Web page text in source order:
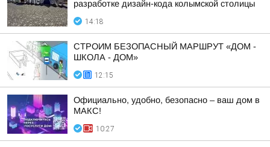
разработке дизайн-кода колымской столицы
14:18
СТРОИМ БЕЗОПАСНЫЙ МАРШРУТ «ДОМ -
ШКОЛА - ДОМ»
12:15
Официально, удобно, безопасно – ваш дом в
МАКС!
10:27